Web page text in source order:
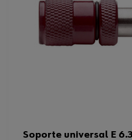
Soporte universal E